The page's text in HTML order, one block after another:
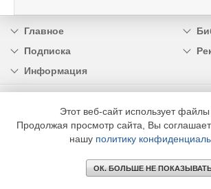
Главное
Подписка
Информация
Этот веб-сайт использует файлы
Продолжая просмотр сайта, Вы
нашу политику
ОК. БОЛЬШЕ НЕ